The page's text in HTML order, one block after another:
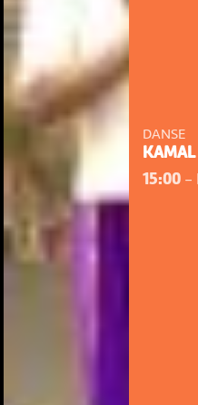
DANSE
KAMAL
15:00-